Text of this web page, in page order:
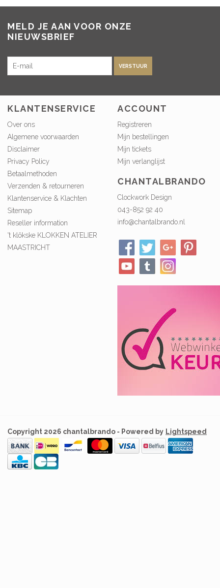
MELD JE AAN VOOR ONZE
NIEUWSBRIEF
VERSTUUR
KLANTENSERVICE
Over ons
Algemene voorwaarden
Disclaimer
Privacy Policy
Betaalmethoden
Verzenden & retourneren
Klantenservice & Klachten
Sitemap
Reseller information
't klökske KLOKKEN ATELIER
MAASTRICHT
ACCOUNT
Registreren
Mijn bestellingen
Mijn tickets
Mijn verlanglijst
CHANTALBRANDO
Clockwork Design
043-852 92 40
info@chantalbrando.nl
Copyright 2026 chantalbrando - Powered by Lightspeed